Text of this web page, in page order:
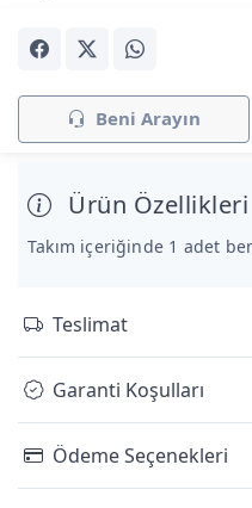
Beni Arayın
Ürün Özellikleri
Takım içeriğinde 1 adet
Teslimat
Garanti Koşulları
Ödeme Seçenekleri